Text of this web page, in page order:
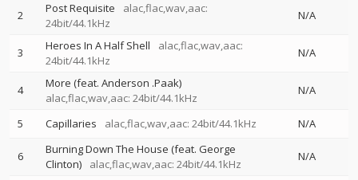
2 Post Requisite
alac,flac,wav,aac:
24bit/44.1kHz
N/A
3 Heroes In A Half Shell
alac,flac,wav,aac:
24bit/44.1kHz
N/A
4
More (feat. Anderson .Paak)
alac,flac,wav,aac: 24bit/44.1kHz
N/A
5 Capillaries alac,flac,wav,aac: 24bit/44.1kHz N/A
6
Burning Down The House (feat. George
Clinton)
alac,flac,wav,aac: 24bit/44.1kHz
N/A